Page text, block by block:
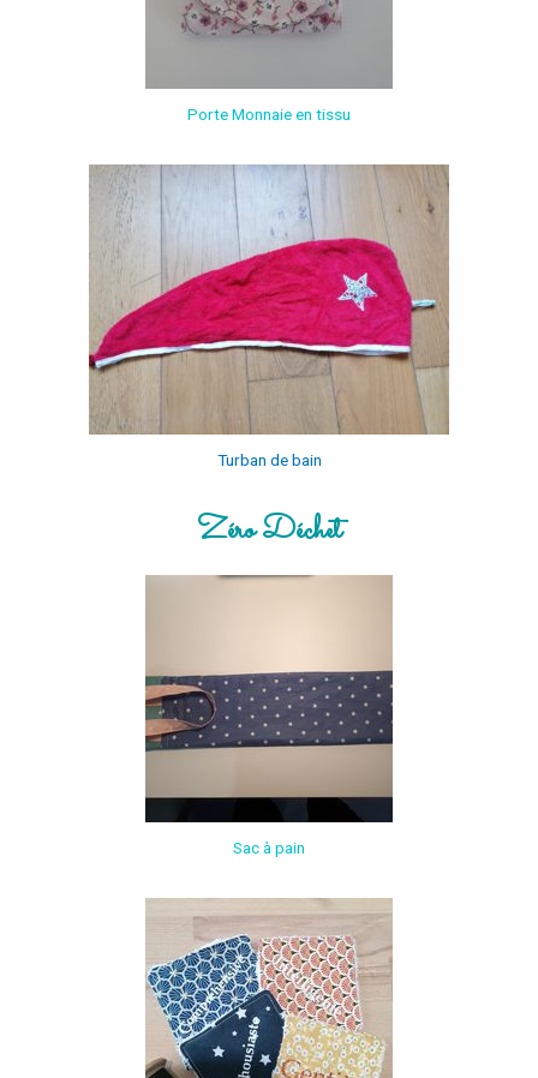
Porte Monnaie en tissu
Turban de bain
Zéro Déchet
Sac à pain